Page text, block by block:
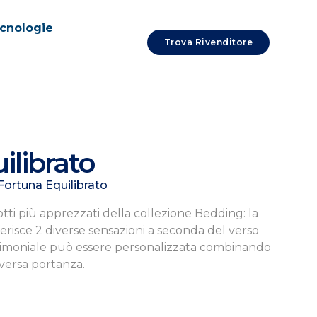
Trova Rivenditore
Equilibrato
più apprezzati della collezione Bedding: la
2 diverse sensazioni a seconda del verso
può essere personalizzata combinando
portanza.